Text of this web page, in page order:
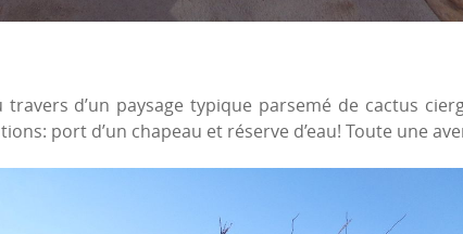
d’un paysage typique parsemé de cactus
port d’un chapeau et réserve d’eau! Toute une